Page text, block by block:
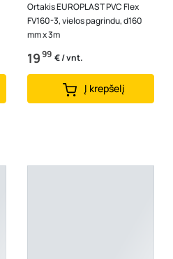
Ortakis EUROPLAST PVC Flex
FV160-3, vielos pagrindu, d160
mm x 3m
1999 € / vnt.
Į krepšelį